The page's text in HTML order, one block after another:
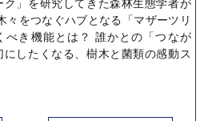
々をつなぐハブとなる「マザーツリ
べき機能とは？ 誰かとの「つなが
にしたくなる、樹木と菌類の感動ス